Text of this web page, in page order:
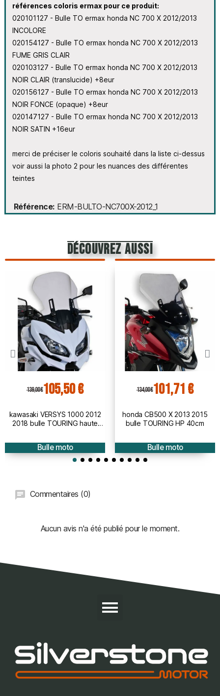
références coloris ermax pour ce produit:
020101127 - Bulle TO ermax honda NC 700 X 2012/2013
INCOLORE
020154127 - Bulle TO ermax honda NC 700 X 2012/2013
FUME GRIS CLAIR
020103127 - Bulle TO ermax honda NC 700 X 2012/2013
NOIR CLAIR (translucide) +8eur
020156127 - Bulle TO ermax honda NC 700 X 2012/2013
NOIR FONCE (opaque) +8eur
020147127 - Bulle TO ermax honda NC 700 X 2012/2013
NOIR SATIN +16eur
merci de préciser le coloris souhaité dans la liste ci-dessus
voir aussi la photo 2 pour les nuances des différentes
teintes
Référence ERM-BULTO-NC700X-2012_1
découvrez aussi
139,00 €105,50 €
kawasaki VERSYS 1000 2012
2018 bulle TOURING haute
Bulle moto
134,00 €101,71 €
honda CB500 X 2013 2015
bulle TOURING HP 40cm
Bulle moto
Commentaires (0)
Aucun avis n'a été publié pour le moment.